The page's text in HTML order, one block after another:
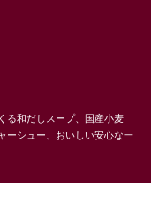
製麺 らーめんえにし
る和だしスープ、国産小麦
ーシュー、おいしい安心な一